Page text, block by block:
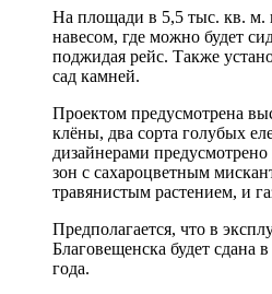
На площади в 5,5 тыс. кв. м.
навесом, где можно будет
поджидая рейс. Также
сад камней.
Проектом предусмотрена
клёны, два сорта голубых
дизайнерами
зон с сахароцветным
травянистым растением, и
Предполагается, что в
Благовещенска будет сдана
года.